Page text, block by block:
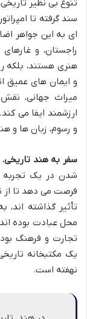
تنوع بی نظیر
سند گرفته تا
ای به این جواهر
راجستان، و
هنری هستند، بلکه
و ایمان های عمیق
میراث جهانی،
ارزشمند ایفا می
و رسوم، زبان ها و
سفر به هند تاریخی
شدن در یک
فرصت می دهد تا از
تأثیر گذاشته اند،
محل عبادت بوده
تجارت و فرهنگ
یک مکتبخانه
نهفته است.